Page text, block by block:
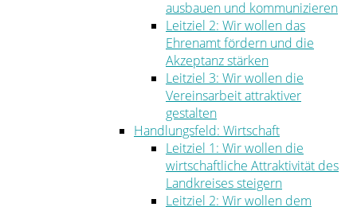
ausbauen und kommunizieren
Leitziel 2: Wir wollen das
Ehrenamt fördern und die
Akzeptanz stärken
Leitziel 3: Wir wollen die
Vereinsarbeit attraktiver
gestalten
Handlungsfeld: Wirtschaft
Leitziel 1: Wir wollen die
wirtschaftliche Attraktivität des
Landkreises steigern
Leitziel 2: Wir wollen dem